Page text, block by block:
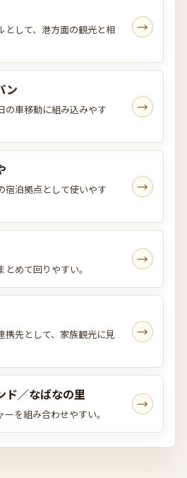
として、港方面の観光と相
→
ン
の車移動に組み込みやす
→
宿泊拠点として使いやす
→
めて回りやすい。
→
携先として、家族観光に見
→
ド／なばなの里
を組み合わせやすい。
→